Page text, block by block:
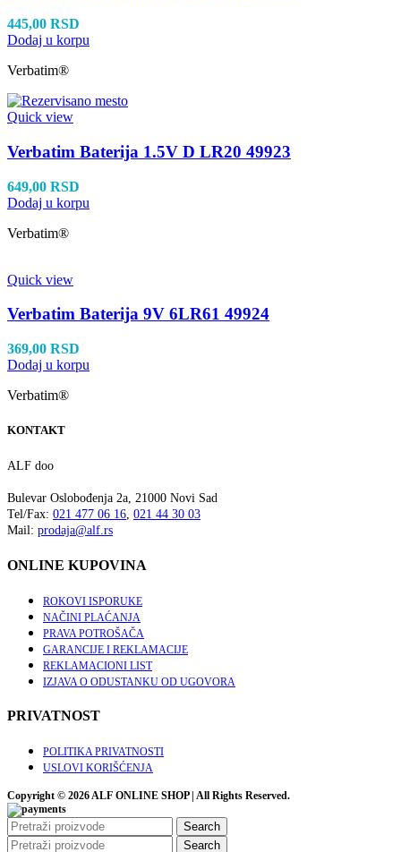
445,00 RSD
Dodaj u korpu
Verbatim®
Quick view
Verbatim Baterija 1.5V D LR20 49923
649,00 RSD
Dodaj u korpu
Verbatim®
Quick view
Verbatim Baterija 9V 6LR61 49924
369,00 RSD
Dodaj u korpu
Verbatim®
KONTAKT
ALF doo
Bulevar Oslobođenja 2a, 21000 Novi Sad
Tel/Fax: 021 477 06 16, 021 44 30 03
Mail: prodaja@alf.rs
ONLINE KUPOVINA
ROKOVI ISPORUKE
NAČINI PLAĆANJA
PRAVA POTROŠAČA
GARANCIJE I REKLAMACIJE
REKLAMACIONI LIST
IZJAVA O ODUSTANKU OD UGOVORA
PRIVATNOST
POLITIKA PRIVATNOSTI
USLOVI KORIŠĆENJA
Copyright © 2026 ALF ONLINE SHOP | All Rights Reserved.
Search
Search